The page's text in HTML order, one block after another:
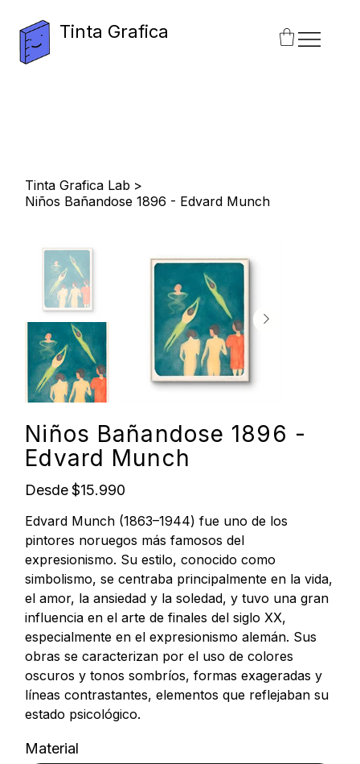
Tinta Grafica
Tinta Grafica Lab >
Niños Bañandose 1896 - Edvard Munch
Niños Bañandose 1896 -
Edvard Munch
Desde Precio
$15.990
Edvard Munch (1863–1944) fue uno de los
pintores noruegos más famosos del
expresionismo. Su estilo, conocido como
simbolismo, se centraba principalmente en la vida,
el amor, la ansiedad y la soledad, y tuvo una gran
influencia en el arte de finales del siglo XX,
especialmente en el expresionismo alemán. Sus
obras se caracterizan por el uso de colores
oscuros y tonos sombríos, formas exageradas y
líneas contrastantes, elementos que reflejaban su
estado psicológico.
Material